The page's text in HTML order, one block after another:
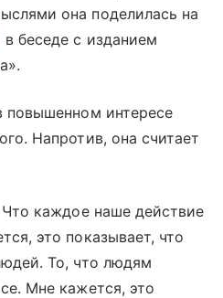
она поделилась на
в беседе с изданием
повышенном интересе
Напротив, она считает
Что каждое наше действие
это показывает, что
То, что людям
Мне кажется, это